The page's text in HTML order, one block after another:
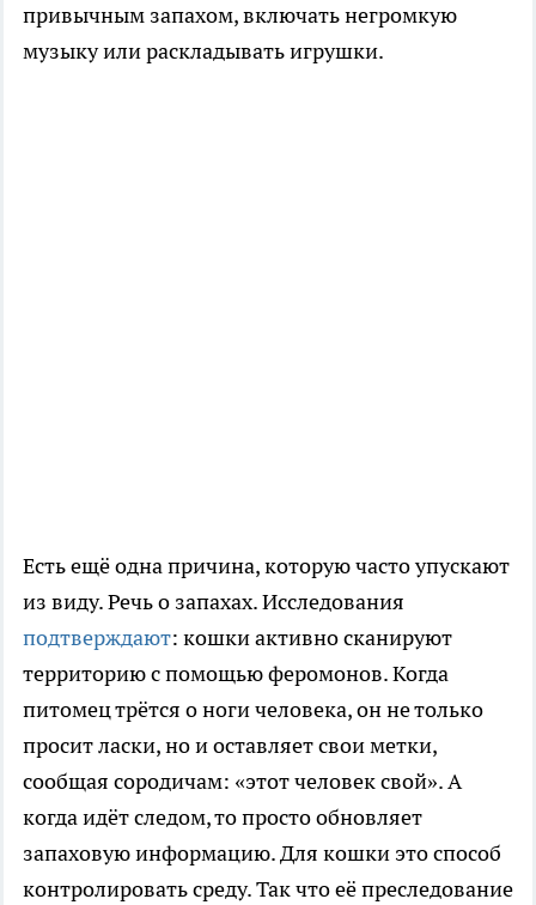
привычным запахом, включать негромкую
музыку или раскладывать игрушки.
Есть ещё одна причина, которую часто упускают
из виду. Речь о запахах. Исследования
подтверждают: кошки активно сканируют
территорию с помощью феромонов. Когда
питомец трётся о ноги человека, он не только
просит ласки, но и оставляет свои метки,
сообщая сородичам: «этот человек свой». А
когда идёт следом, то просто обновляет
запаховую информацию. Для кошки это способ
контролировать среду. Так что её преследование